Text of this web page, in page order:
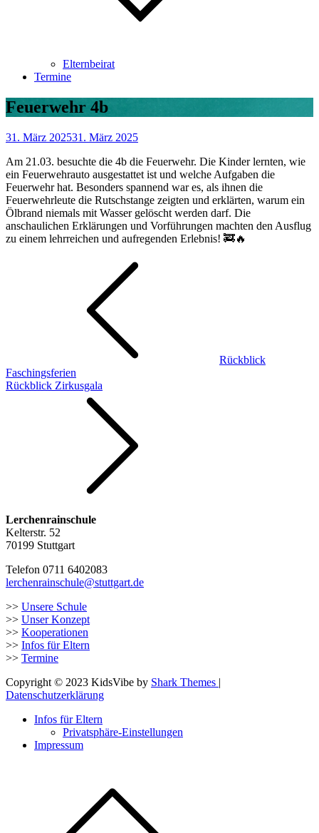
Elternbeirat
Termine
Feuerwehr 4b
31. März 202531. März 2025
Am 21.03. besuchte die 4b die Feuerwehr. Die Kinder lernten, wie
ein Feuerwehrauto ausgestattet ist und welche Aufgaben die
Feuerwehr hat. Besonders spannend war es, als ihnen die
Feuerwehrleute die Rutschstange zeigten und erklärten, warum ein
Ölbrand niemals mit Wasser gelöscht werden darf. Die
anschaulichen Erklärungen und Vorführungen machten den Ausflug
zu einem lehrreichen und aufregenden Erlebnis! 🚒🔥
Beitragsnavigation
Rückblick
Faschingsferien
Rückblick Zirkusgala
Lerchenrainschule
Kelterstr. 52
70199 Stuttgart
Telefon 0711 6402083
lerchenrainschule@stuttgart.de
>> Unsere Schule
>> Unser Konzept
>> Kooperationen
>> Infos für Eltern
>> Termine
Copyright © 2023 KidsVibe by Shark Themes |
Datenschutzerklärung
Infos für Eltern
Privatsphäre-Einstellungen
Impressum